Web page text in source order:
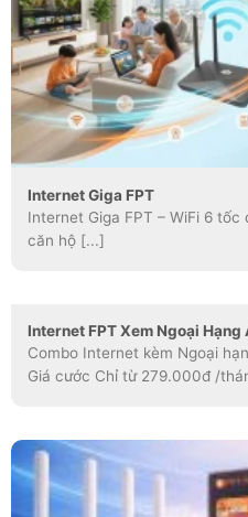
Internet Giga FPT
Internet Giga FPT – WiFi 6
căn hộ [...]
Internet FPT Xem Ngoại Hạng
Combo Internet kèm Ngoại
Giá cước Chỉ từ 279.000đ /